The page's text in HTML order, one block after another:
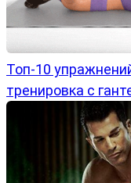
Топ-10
тренировка с